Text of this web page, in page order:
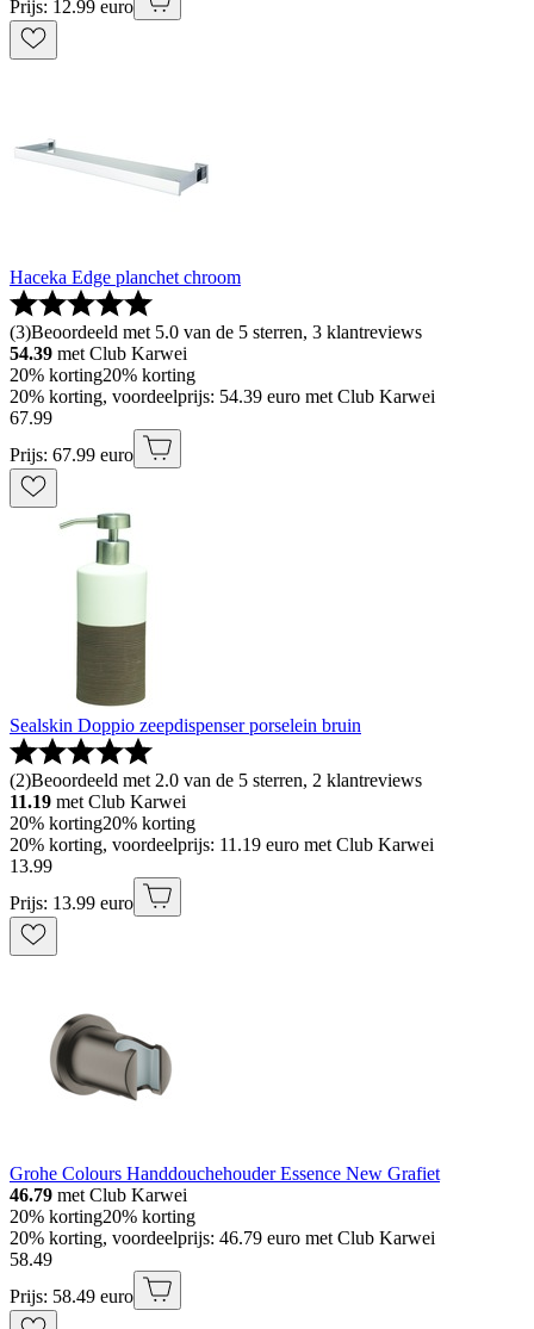
Prijs: 12.99 euro
Haceka Edge planchet chroom
(3)Beoordeeld met 5.0 van de 5 sterren, 3 klantreviews
54.39 met Club Karwei
20% korting20% korting
20% korting, voordeelprijs: 54.39 euro met Club Karwei
67.99
Prijs: 67.99 euro
Sealskin Doppio zeepdispenser porselein bruin
(2)Beoordeeld met 2.0 van de 5 sterren, 2 klantreviews
11.19 met Club Karwei
20% korting20% korting
20% korting, voordeelprijs: 11.19 euro met Club Karwei
13.99
Prijs: 13.99 euro
Grohe Colours Handdouchehouder Essence New Grafiet
46.79 met Club Karwei
20% korting20% korting
20% korting, voordeelprijs: 46.79 euro met Club Karwei
58.49
Prijs: 58.49 euro